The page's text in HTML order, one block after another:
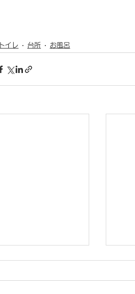
トイレ 台所 お風呂